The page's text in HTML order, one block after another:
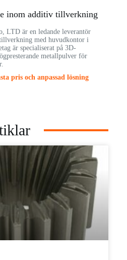
inom additiv tillverkning
LTD är en ledande leverantör
med huvudkontor i
är specialiserat på 3D-
metallpulver för
pris och anpassad lösning